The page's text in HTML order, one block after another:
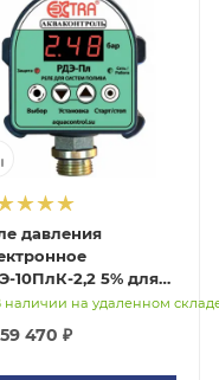
давления
10ПлК-2,2 5% для
полива с
наличии на удаленном
59 470 ₽